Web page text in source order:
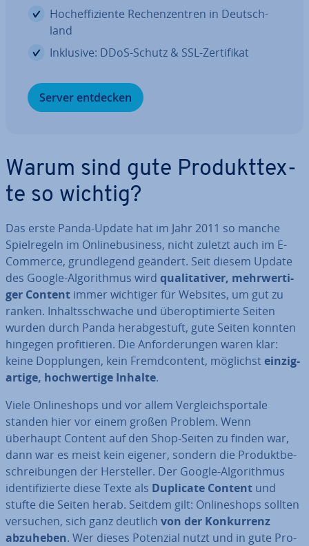
Hoch­ef­fi­zi­en­te Re­chen­zen­tren in Deutsch­
land
Inklusive: DDoS-Schutz & SSL-Zer­ti­fi­kat
Server entdecken
Warum sind gute Pro­dukt­tex­
te so wichtig?
Das erste Panda-Update hat im Jahr 2011 so manche
Spiel­re­geln im On­line­busi­ness, nicht zuletzt auch im E-
Commerce, grund­le­gend geändert. Seit diesem Update
des Google-Al­go­rith­mus wird qua­li­ta­ti­ver, mehr­wer­ti­
ger Content immer wichtiger für Websites, um gut zu
ranken. In­halts­schwa­che und über­op­ti­mier­te Seiten
wurden durch Panda her­ab­ge­stuft, gute Seiten konnten
hingegen pro­fi­tie­ren. Die An­for­de­run­gen waren klar:
keine Dopp­lun­gen, kein Fremd­con­tent, möglichstein­zig­
ar­ti­ge, hoch­wer­ti­ge Inhalte.
Viele On­line­shops und vor allem Ver­gleichs­por­ta­le
standen hier vor einem großen Problem. Wenn
überhaupt Content auf den Shop-Seiten zu finden war,
dann war es meist kein eigener, sondern die Pro­dukt­be­
schrei­bun­gen der Her­stel­ler. Der Google-Al­go­rith­mus
iden­ti­fi­zier­te diese Texte als Duplicate Content und
stufte die Seiten herab. Seitdem gilt: On­line­shops sollten
versuchen, sich ganz deutlich von der Kon­kur­renz
abzuheben. Wer dieses Potenzial nutzt und in gute Pro­